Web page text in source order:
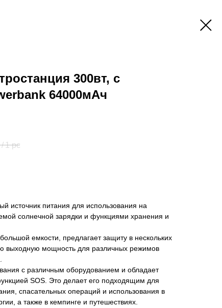
300вт, с
64000мАч
/1 pc
источник питания для использования на
солнечной зарядки и функциями хранения и
емкости, предлагает защиту в нескольких
выходную мощность для различных режимов
с различным оборудованием и обладает
SOS. Это делает его подходящим для
спасательных операций и использования в
а также в кемпинге и путешествиях.